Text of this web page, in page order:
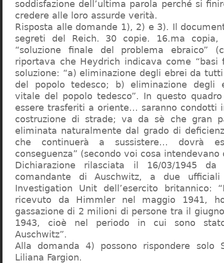
soddisfazione dell’ultima parola perché si
credere alle loro assurde verità.
Risposta alle domande 1), 2) e 3). Il
segreti del Reich. 30 copie. 16.ma copia,
“soluzione finale del problema ebraico”
riportava che Heydrich indicava come “basi
soluzione: “a) eliminazione degli ebrei da
del popolo tedesco; b) eliminazione degli
vitale del popolo tedesco”. In questo
essere trasferiti a oriente… saranno condotti
costruzione di strade; va da sè che gran
eliminata naturalmente dal grado di
che continuerà a sussistere… dovrà
conseguenza” (secondo voi cosa intendevano
Dichiarazione rilasciata il 16/03/1945
comandante di Auschwitz, a due
Investigation Unit dell’esercito britannico:
ricevuto da Himmler nel maggio 1941,
gassazione di 2 milioni di persone tra il
1943, cioè nel periodo in cui sono
Auschwitz”.
Alla domanda 4) possono rispondere solo
Liliana Fargion.